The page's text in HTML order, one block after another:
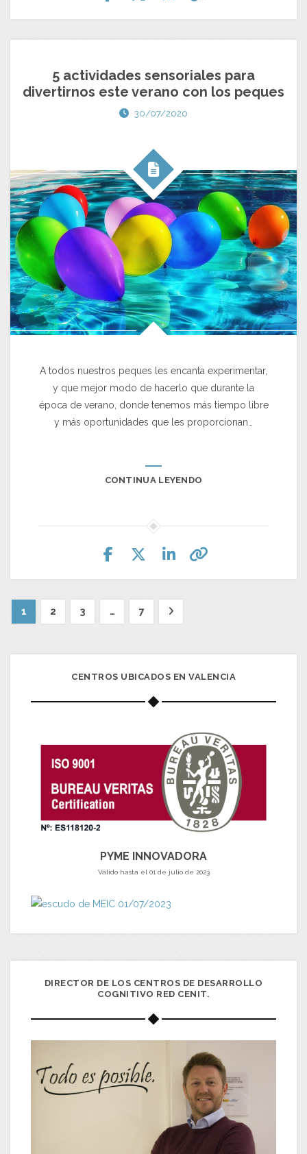
5 actividades sensoriales para
divertirnos este verano con los peques
30/07/2020
A todos nuestros peques les encanta experimentar,
y que mejor modo de hacerlo que durante la
época de verano, donde tenemos más tiempo libre
y más oportunidades que les proporcionan…
CONTINUA LEYENDO
1 2 3 … 7
CENTROS UBICADOS EN VALENCIA
PYME INNOVADORA
Válido hasta el 01 de julio de 2023
DIRECTOR DE LOS CENTROS DE DESARROLLO
COGNITIVO RED CENIT.